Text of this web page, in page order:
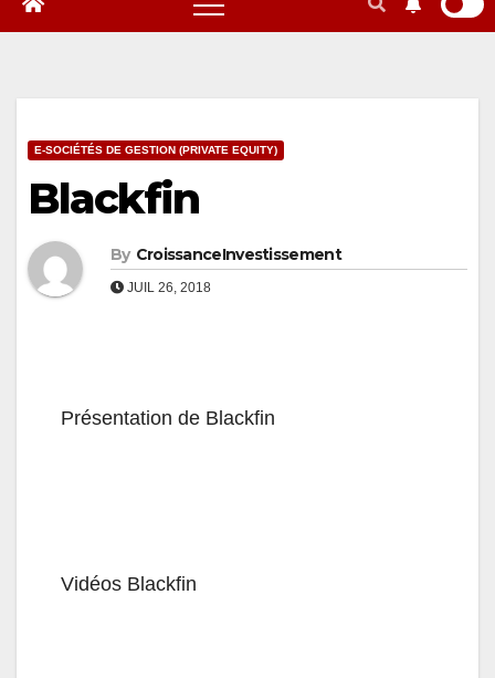
E-SOCIÉTÉS DE GESTION (PRIVATE EQUITY)
Blackfin
By CroissanceInvestissement
JUIL 26, 2018
Présentation de Blackfin
Vidéos Blackfin